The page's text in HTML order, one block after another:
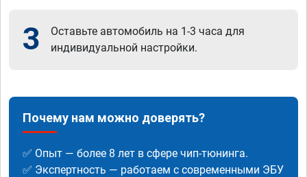
3
Оставьте автомобиль на 1-3 часа для
индивидуальной настройки.
Почему нам можно доверять?
✅ Опыт — более 8 лет в сфере чип-тюнинга.
✅ Экспертность — работаем с современными ЭБУ